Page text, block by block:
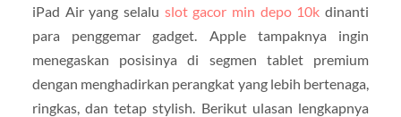
iPad Air yang selalu slot gacor min depo 10k dinanti
para penggemar gadget. Apple tampaknya ingin
menegaskan posisinya di segmen tablet premium
dengan menghadirkan perangkat yang lebih bertenaga,
ringkas, dan tetap stylish. Berikut ulasan lengkapnya